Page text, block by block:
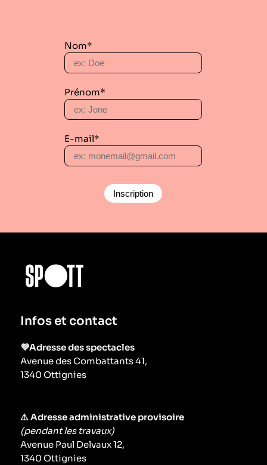
Nom*
Prénom*
E-mail*
Infos et contact
💜Adresse des spectacles
Avenue des Combattants 41,
1340 Ottignies
⚠️ Adresse administrative provisoire
(pendant les travaux)
Avenue Paul Delvaux 12,
1340 Ottignies